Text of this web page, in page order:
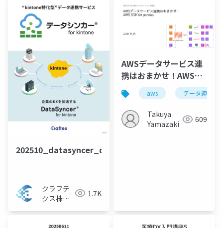
ーム
202510_datasyncer_disp
クラフテ
クス株式
1.7K
AWSデータサービス連
携はおまかせ！AWS
SDK for pandas
aws データ連携
Takuya
Yamazaki
609